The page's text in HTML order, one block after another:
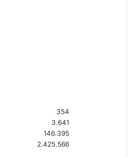
354
3.641
146.395
2.425.566